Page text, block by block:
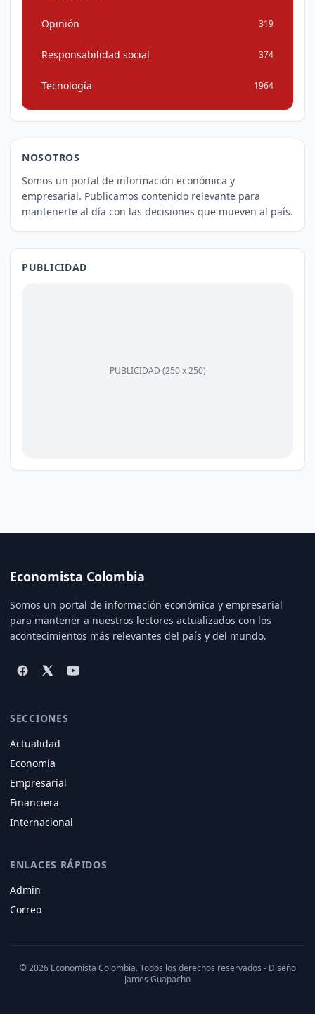
Opinión 319
Responsabilidad social 374
Tecnología 1964
NOSOTROS
Somos un portal de información económica y
empresarial. Publicamos contenido relevante para
mantenerte al día con las decisiones que mueven al país.
PUBLICIDAD
PUBLICIDAD (250 x 250)
Economista Colombia
Somos un portal de información económica y empresarial
para mantener a nuestros lectores actualizados con los
acontecimientos más relevantes del país y del mundo.
SECCIONES
Actualidad
Economía
Empresarial
Financiera
Internacional
ENLACES RÁPIDOS
Admin
Correo
© 2026 Economista Colombia. Todos los derechos reservados - Diseño
James Guapacho